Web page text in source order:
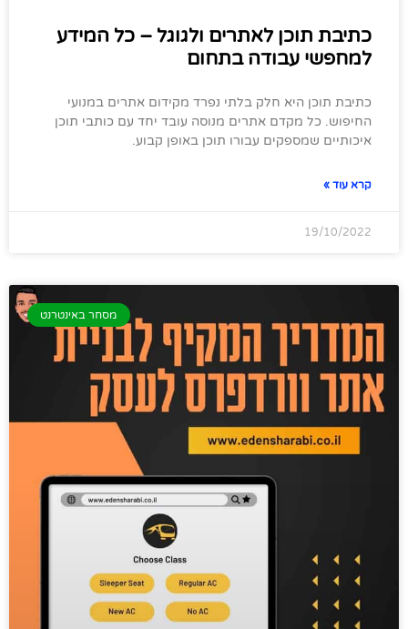
כתיבת תוכן לאתרים ולגוגל – כל המידע
למחפשי עבודה בתחום
כתיבת תוכן היא חלק בלתי נפרד מקידום אתרים במנועי
החיפוש. כל מקדם אתרים מנוסה עובד יחד עם כותבי תוכן
איכותיים שמספקים עבורו תוכן באופן קבוע.
קרא עוד »
19/10/2022
מסחר באינטרנט